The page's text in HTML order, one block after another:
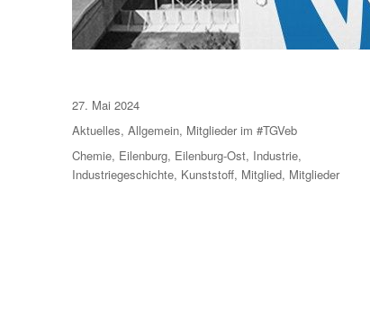
Veröffentlicht
am
27. Mai 2024
Kategorien
Aktuelles,Allgemein, Mitglieder im #TGVeb
Schlagwörter
Chemie, Eilenburg, Eilenburg-Ost, Industrie,
Industriegeschichte, Kunststoff, Mitglied, Mitglieder